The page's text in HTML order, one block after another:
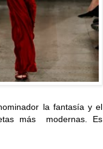
la fantasía y el
más modernas. Es